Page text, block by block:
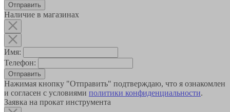
Наличие в магазинах
Имя:
Телефон:
Отправить
Нажимая кнопку "Отправить" подтверждаю, что я ознакомлен
и согласен с условиями политики конфиденциальности.
Заявка на прокат инструмента